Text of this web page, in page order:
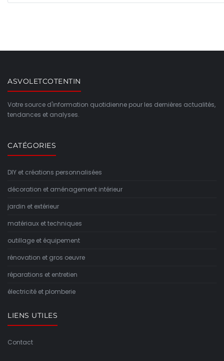
ASVOLETCOTENTIN
Votre source d'information quotidienne pour les dernières actualités,
tendances et analyses.
CATÉGORIES
DIY et créations personnalisées
décoration et aménagement intérieur
jardin et extérieur
matériaux et techniques
outillage et équipement
rénovation et gros oeuvre
réparations et entretien
électricité et plomberie
LIENS UTILES
Contact